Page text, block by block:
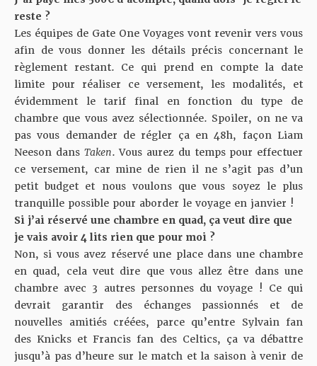
reste ?
Les équipes de Gate One Voyages vont revenir vers vous
afin de vous donner les détails précis concernant le
règlement restant. Ce qui prend en compte la date
limite pour réaliser ce versement, les modalités, et
évidemment le tarif final en fonction du type de
chambre que vous avez sélectionnée. Spoiler, on ne va
pas vous demander de régler ça en 48h, façon Liam
Neeson dans Taken. Vous aurez du temps pour effectuer
ce versement, car mine de rien il ne s’agit pas d’un
petit budget et nous voulons que vous soyez le plus
tranquille possible pour aborder le voyage en janvier !
Si j’ai réservé une chambre en quad, ça veut dire que
je vais avoir 4 lits rien que pour moi ?
Non, si vous avez réservé une place dans une chambre
en quad, cela veut dire que vous allez être dans une
chambre avec 3 autres personnes du voyage ! Ce qui
devrait garantir des échanges passionnés et de
nouvelles amitiés créées, parce qu’entre Sylvain fan
des Knicks et Francis fan des Celtics, ça va débattre
jusqu’à pas d’heure sur le match et la saison à venir de